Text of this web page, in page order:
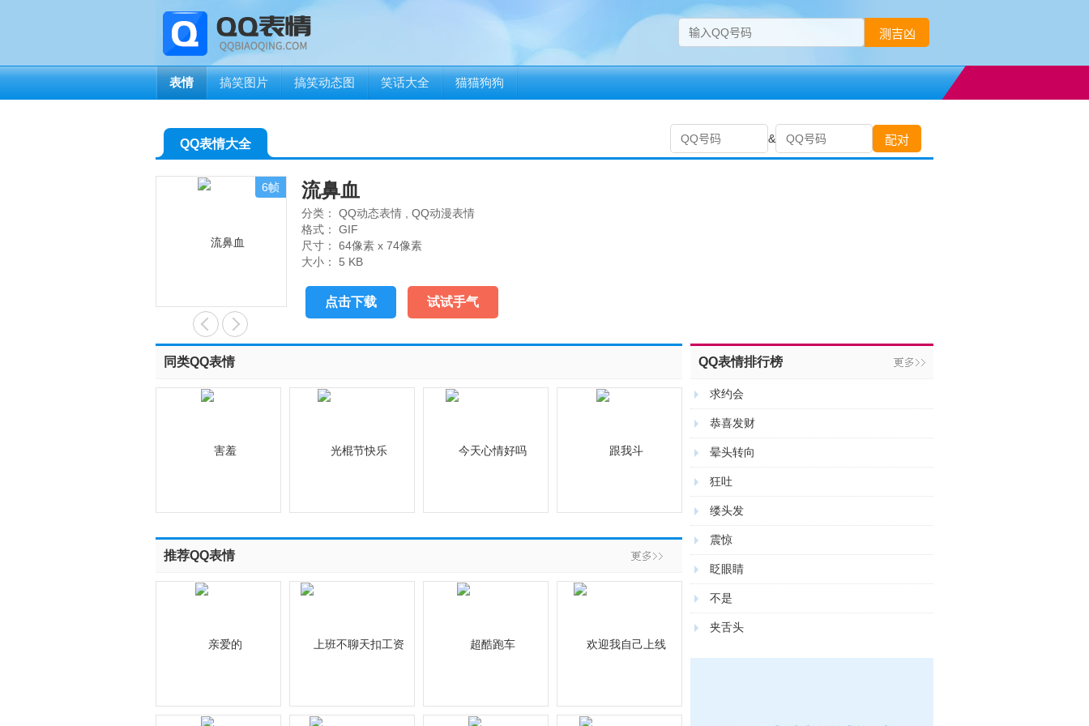
表情 搞笑图片 搞笑动态图 笑话大全 猫猫狗狗
QQ表情大全
6帧 流鼻血
分类： QQ动态表情
QQ动漫表情
格式：
GIF
尺寸：
64像素 x 74像素
大小：
5 KB
点击下载 试试手气
同类QQ表情
推荐QQ表情
QQ表情排行榜
求约会
恭喜发财
晕头转向
狂吐
缕头发
震惊
眨眼睛
不是
夹舌头